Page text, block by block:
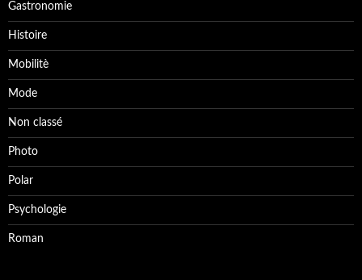
Gastronomie
Histoire
Mobilitè
Mode
Non classé
Photo
Polar
Psychologie
Roman